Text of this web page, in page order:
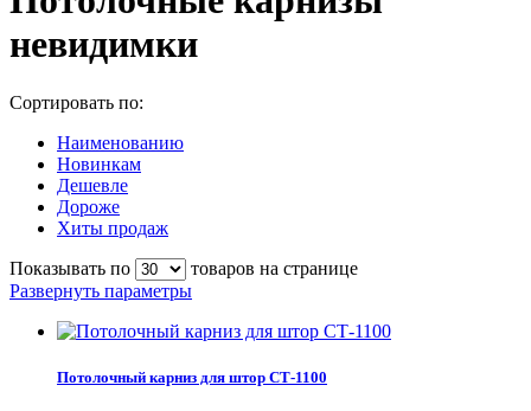
невидимки
Сортировать по:
Наименованию
Новинкам
Дешевле
Дороже
Хиты продаж
Показывать по
товаров на странице
Развернуть параметры
Потолочный карниз для штор СТ-1100